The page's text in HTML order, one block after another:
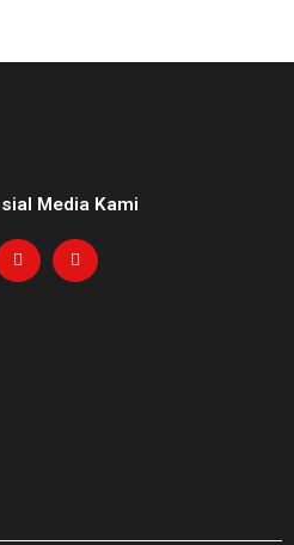
Media Kami